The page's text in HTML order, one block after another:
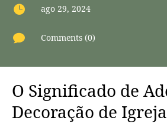
 ago 29, 2024
 Comments (0)
O Significado de
Decoração de Igreja